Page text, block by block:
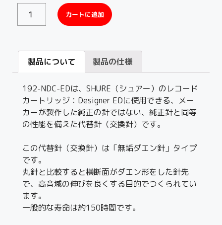
カートに追加
製品について 製品の仕様
192-NDC-EDは、SHURE（シュアー）のレコード
カートリッジ：Designer EDに使用できる、メー
カーが製作した純正の針ではない、純正針と同等
の性能を備えた代替針（交換針）です。
この代替針（交換針）は「無垢ダエン針」タイプ
です。
丸針と比較すると横断面がダエン形をした針先
で、高音域の伸びを良くする目的でつくられてい
ます。
一般的な寿命は約150時間です。